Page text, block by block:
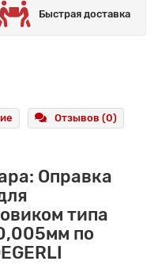
Быстрая доставка
Отзывов (0)
Оправка
типа
по